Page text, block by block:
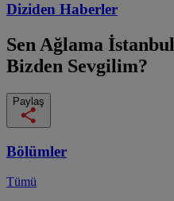
Diziden Haberler
Sen Ağlama İstanbul
Bizden Sevgilim?
Paylaş
Bölümler
Tümü